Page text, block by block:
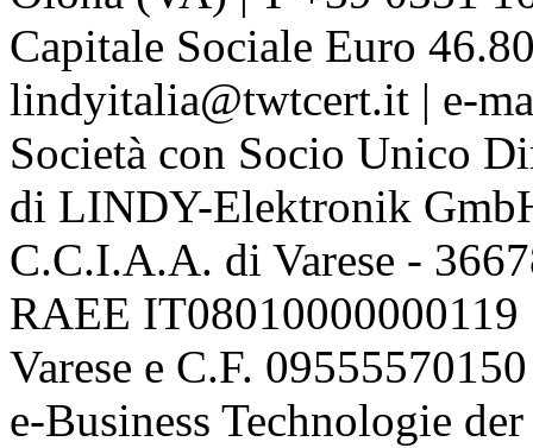
Capitale Sociale Euro
lindyitalia@twtcert.it | e-
Società con Socio Unico
di LINDY-Elektronik
C.C.I.A.A. di Varese -
RAEE
Varese e C.F. 09555570150
e-Business Technologie